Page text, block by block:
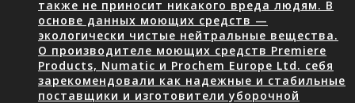
также не приносит никакого вреда людям. В
основе данных моющих средств —
экологически чистые нейтральные вещества.
О производителе моющих средств Premiere
Products, Numatic и Prochem Europe Ltd. себя
зарекомендовали как надежные и стабильные
поставщики и изготовители уборочной